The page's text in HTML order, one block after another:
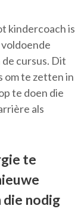
kindercoach is
cursus. Dit
om te zetten in
te doen die
als
te
nodig